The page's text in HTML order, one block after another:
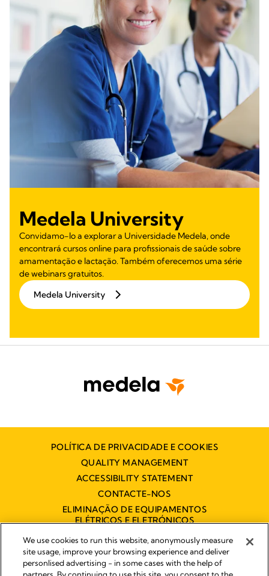
Medela University
Convidamo-lo a explorar a Universidade Medela, onde
encontrará cursos online para profissionais de saúde sobre
amamentação e lactação. Também oferecemos uma série
de webinars gratuitos.
Medela University
POLÍTICA DE PRIVACIDADE E COOKIES
QUALITY MANAGEMENT
ACCESSIBILITY STATEMENT
CONTACTE-NOS
ELIMINAÇÃO DE EQUIPAMENTOS
ELÉTRICOS E ELETRÓNICOS
DECLARAÇÃO DE ACESSIBILIDADE
We use cookies to run this website, anonymously measure
site usage, improve your browsing experience and deliver
personlised advertising - in some cases with the help of